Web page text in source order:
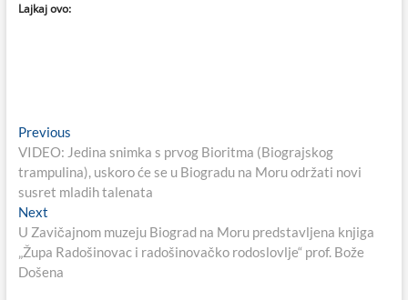
Lajkaj ovo:
Navigacija
objava
PreviousPrevious
post:
VIDEO: Jedina snimka s prvog Bioritma (Biograjskog
trampulina), uskoro će se u Biogradu na Moru održati novi
susret mladih talenata
NextNext
post:
U Zavičajnom muzeju Biograd na Moru predstavljena knjiga
„Župa Radošinovac i radošinovačko rodoslovlje“ prof. Bože
Došena